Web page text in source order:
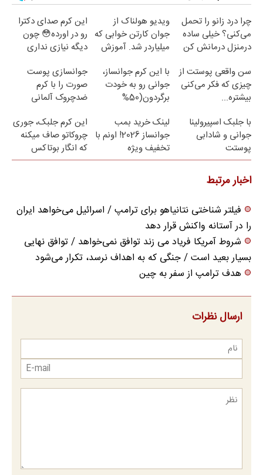
چرا درد زانو را تحمل
می‌کنی؟ خیلی ساده
درمنزل درمانش کن
ویدیو هولناک از
جوان کارتن خوابی که
میلیاردر شد. آموزش
این کرم صدای دکترا
رو در اورده😳 چون
دیگه نیازی نداری
سن واقعی پوستت از
چیزی که فکر می‌کنی
بیشتره...
با این کرم جوانساز،
جوانی رو به خودت
برگردون(50%
جوانسازی پوست
صورت را با کرم
ضدچروک آلمانی
با جلبک اسپیرولینا
جوانی و شادابی
پوستت
تضمینه50%تخفیف
لینک خرید بمب
جوانساز 2026! اونم با
تخفیف ویژه
این کرم جلبک، جوری
چروکاتو صاف میکنه
که انگار بوتاکس
کردی!(تخفیف ویژه)
اخبار مرتبط
فیلتر شناختی نتانیاهو برای ترامپ / اسرائیل می‌خواهد ایران
را در آستانه واکنش قرار دهد
شروط آمریکا فریاد می زند توافق نمی‌خواهد / توافق نهایی
بسیار بعید است / جنگی که به اهداف نرسد، تکرار می‌شود
هدف ترامپ از سفر به چین
ارسال نظرات